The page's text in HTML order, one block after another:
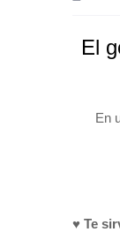
El
En
♥ Te